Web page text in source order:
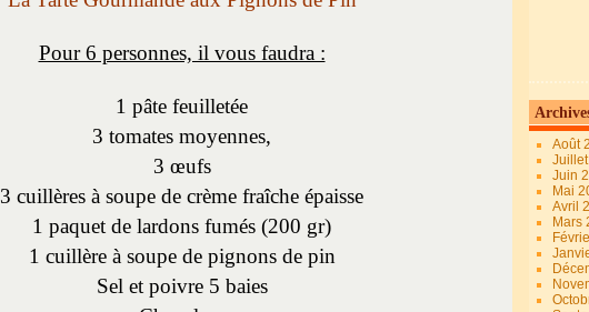
Pour 6 personnes, il vous faudra :
1 pâte feuilletée
3 tomates moyennes,
3 œufs
3 cuillères à soupe de crème fraîche épaisse
1 paquet de lardons fumés (200 gr)
1 cuillère à soupe de pignons de pin
Sel et poivre 5 baies
Août
Juin
Mai
Avril
Mars